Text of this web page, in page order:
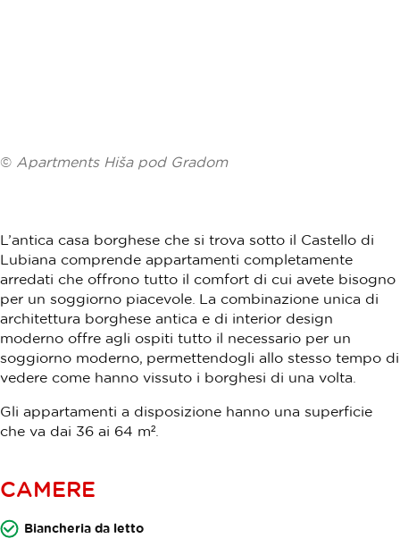
© Apartments Hiša pod Gradom
L’antica casa borghese che si trova sotto il Castello di
Lubiana comprende appartamenti completamente
arredati che offrono tutto il comfort di cui avete bisogno
per un soggiorno piacevole. La combinazione unica di
architettura borghese antica e di interior design
moderno offre agli ospiti tutto il necessario per un
soggiorno moderno, permettendogli allo stesso tempo di
vedere come hanno vissuto i borghesi di una volta.
Gli appartamenti a disposizione hanno una superficie
che va dai 36 ai 64 m².
CAMERE
Biancheria da letto